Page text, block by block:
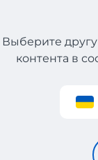
Выберите
контента в
Товары